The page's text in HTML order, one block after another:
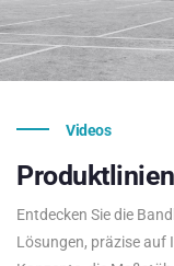
Videos
Produktlinien
Entdecken Sie die
Lösungen, präzise auf